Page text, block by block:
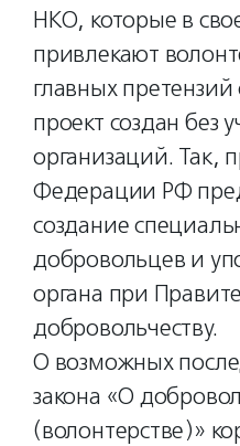
НКО, которые в
привлекают
главных
проект создан без
организаций. Так,
Федерации РФ
создание
добровольцев и
органа при
добровольчеству.
О возможных
закона «О
(волонтерстве)»